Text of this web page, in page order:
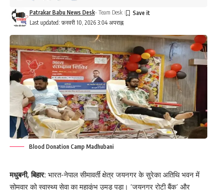
Last updated: फ़रवरी 10, 2026 3:04 अपराह्न
Patrakar Babu News Desk- Team Desk
Blood Donation Camp Madhubani
मधुबनी, बिहार: भारत-नेपाल सीमावर्ती क्षेत्र जयनगर के सुरेका अतिथि भवन में
सोमवार को स्वास्थ्य सेवा का महाकुंभ उमड़ पड़ा। ‘जयनगर रोटी बैंक’ और